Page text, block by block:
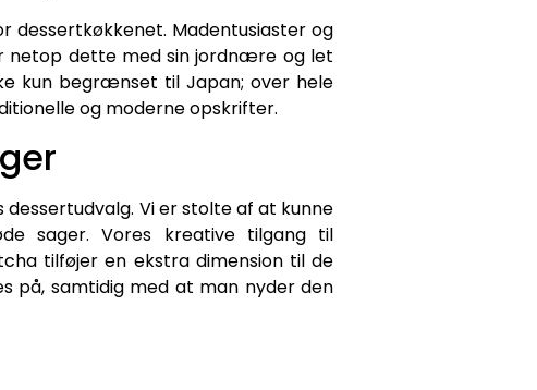
dessertkøkkenet. Madentusiaster og
netop dette med sin jordnære og let
kun begrænset til Japan; over hele
og moderne opskrifter.
dessertudvalg. Vi er stolte af at kunne
sager. Vores kreative tilgang til
tilføjer en ekstra dimension til de
på, samtidig med at man nyder den